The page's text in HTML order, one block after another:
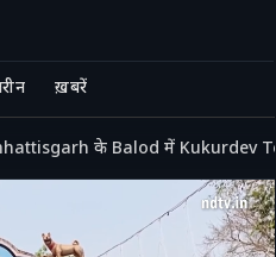
ख़बरें
के Balod में Kukurdev